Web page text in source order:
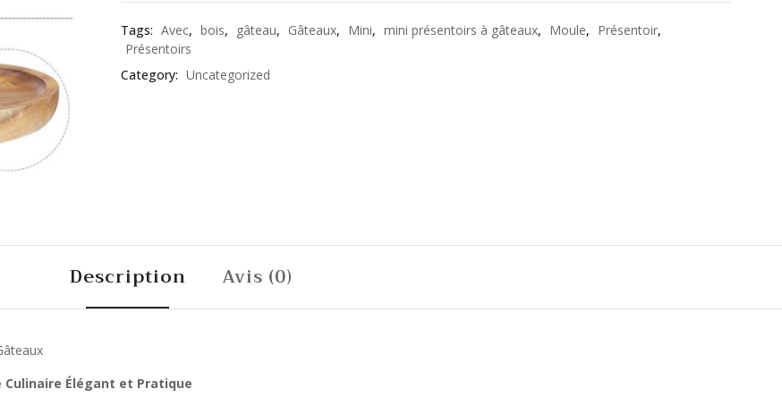
Tags: Avec, bois, gâteau, Gâteaux, Mini, mini présentoirs à gâteaux, Moule, Présentoir,
Présentoirs
Category: Uncategorized
Description Avis (0)
Culinaire Élégant et Pratique